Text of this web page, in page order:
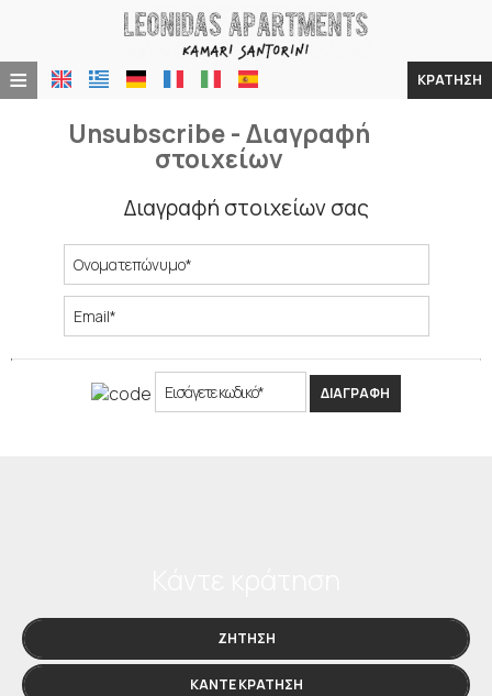
≡ ΚΡΆΤΗΣΗ
Home
Παροχές
Φωτογραφίες
Ζήτηση
Επικοινωνία
Unsubscribe - Διαγραφή
στοιχείων
Διαγραφή στοιχείων σας
ΔΙΑΓΡΑΦΉ
ΖΉΤΗΣΗ
ΚΆΝΤΕ ΚΡΆΤΗΣΗ